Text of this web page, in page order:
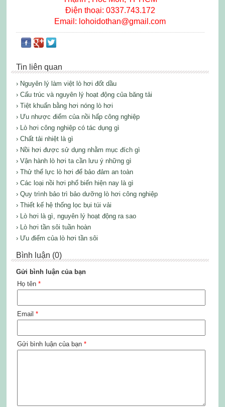
Điện thoại: 0337.743.172
Email: lohoidothan@gmail.com
Tin liên quan
› Nguyên lý làm việt lò hơi đốt dầu
› Cấu trúc và nguyên lý hoạt động của băng tải
› Tiệt khuẩn bằng hơi nóng lò hơi
› Ưu nhược điểm của nồi hấp công nghiệp
› Lò hơi công nghiệp có tác dụng gì
› Chất tải nhiệt là gì
› Nồi hơi được sử dụng nhằm mục đích gì
› Vận hành lò hơi ta cần lưu ý những gì
› Thử thể lực lò hơi để bảo đảm an toàn
› Các loại nồi hơi phổ biến hiện nay là gì
› Quy trình bảo trì bảo dưỡng lò hơi công nghiệp
› Thiết kế hệ thống lọc bụi túi vải
› Lò hơi là gì, nguyên lý hoạt động ra sao
› Lò hơi tần sôi tuần hoàn
› Ưu điểm của lò hơi tần sôi
Bình luận (0)
Gửi bình luận của bạn
Họ tên *
Email *
Gửi bình luận của bạn *